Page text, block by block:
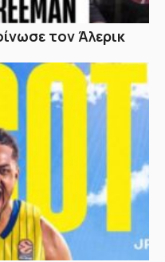
τον Άλερικ